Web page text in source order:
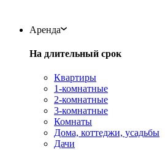
Аренда
На длительный срок
Квартиры
1-комнатные
2-комнатные
3-комнатные
Комнаты
Дома, коттеджи, усадьбы
Дачи